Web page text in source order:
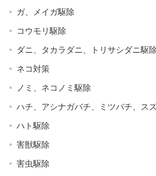
ガ、メイガ駆除
コウモリ駆除
ダニ、タカラダニ、トリサシダニ駆除
ネコ対策
ノミ、ネコノミ駆除
ハチ、アシナガバチ、ミツバチ、ス
ハト駆除
害獣駆除
害虫駆除